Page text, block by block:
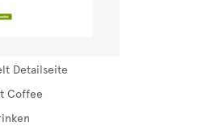
Detailseite
Coffee